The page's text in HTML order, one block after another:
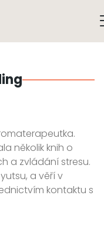
několik knih o
a zvládání stresu.
a věří v
kontaktu s